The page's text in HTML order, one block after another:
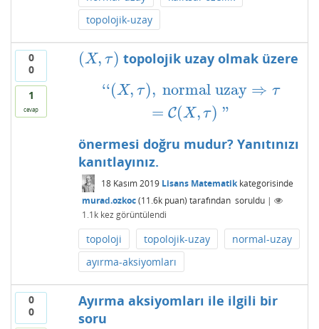
topolojik-uzay
0
0
1
cevap
(X, τ)
(X,τ) topolojik uzay olmak üzere
‘‘(X, τ), normal uzay ⇒ τ
= C(X, τ) "
‘‘(X,τ) ,normal uzay ⇒τ=C( X,τ "
önermesi doğru mudur? Yanıtınızı
kanıtlayınız.
18 Kasım 2019 Lisans Matematikkategorisinde
murad.ozkoc (11.6kpuan) tarafından soruldu |
1.1kkez görüntülendi
topoloji topolojik-uzay
normal-uzay
ayırma-aksiyomları
0
0
Ayırma aksiyomları ile ilgili bir
soru